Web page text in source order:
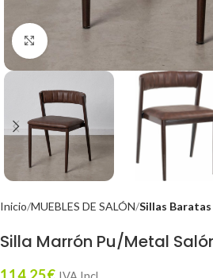
Click to enlarge
Inicio MUEBLES DE SALÓN Sillas Baratas
Silla Marrón Pu/Metal